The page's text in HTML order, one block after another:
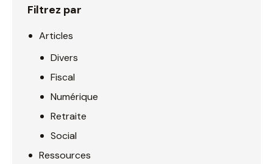
Filtrez par
Articles
Divers
Fiscal
Numérique
Retraite
Social
Ressources